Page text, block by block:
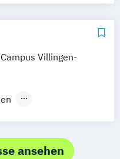
Villingen-
ansehen